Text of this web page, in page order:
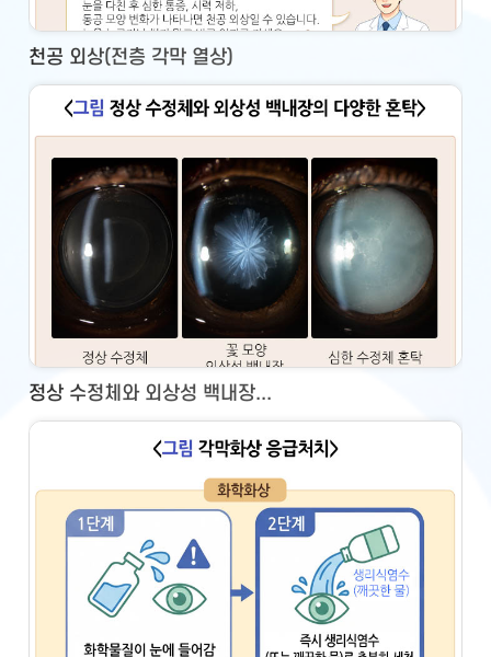
천공 외상(전층 각막 열상)
정상 수정체와 외상성 백내장...